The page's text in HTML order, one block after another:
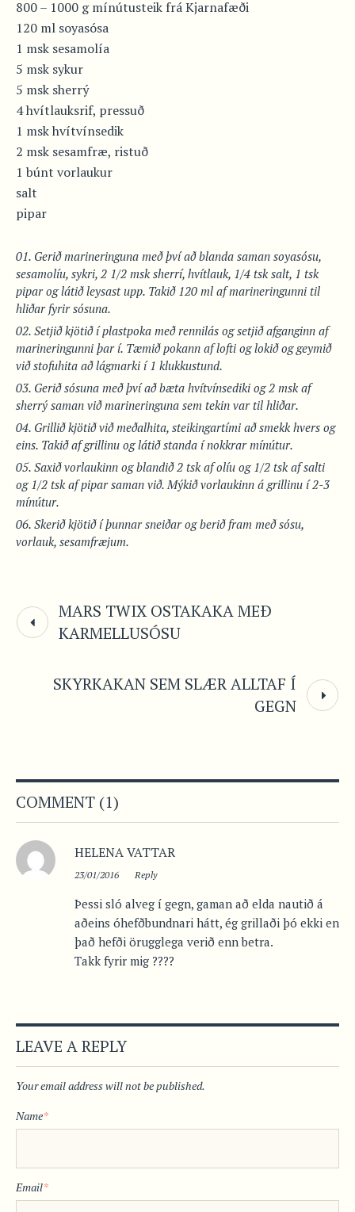
800 – 1000 g mínútusteik frá Kjarnafæði
120 ml soyasósa
1 msk sesamolía
5 msk sykur
5 msk sherrý
4 hvítlauksrif, pressuð
1 msk hvítvínsedik
2 msk sesamfræ, ristuð
1 búnt vorlaukur
salt
pipar
Gerið marineringuna með því að blanda saman soyasósu,
sesamolíu, sykri, 2 1/2 msk sherrí, hvítlauk, 1/4 tsk salt, 1 tsk
pipar og látið leysast upp. Takið 120 ml af marineringunni til
hliðar fyrir sósuna.
Setjið kjötið í plastpoka með rennilás og setjið afganginn af
marineringunni þar í. Tæmið pokann af lofti og lokið og geymið
við stofuhita að lágmarki í 1 klukkustund.
Gerið sósuna með því að bæta hvítvínsediki og 2 msk af
sherrý saman við marineringuna sem tekin var til hliðar.
Grillið kjötið við meðalhita, steikingartími að smekk hvers og
eins. Takið af grillinu og látið standa í nokkrar mínútur.
Saxið vorlaukinn og blandið 2 tsk af olíu og 1/2 tsk af salti
og 1/2 tsk af pipar saman við. Mýkið vorlaukinn á grillinu í 2-3
mínútur.
Skerið kjötið í þunnar sneiðar og berið fram með sósu,
vorlauk, sesamfræjum.
MARS TWIX OSTAKAKA MEÐ
KARMELLUSÓSU
SKYRKAKAN SEM SLÆR ALLTAF Í
GEGN
COMMENT (1)
HELENA VATTAR
23/01/2016 Reply
Þessi sló alveg í gegn, gaman að elda nautið á
aðeins óhefðbundnari hátt, ég grillaði þó ekki en
það hefði örugglega verið enn betra.
Takk fyrir mig ????
LEAVE A REPLY
Your email address will not be published.
Name*
Email*